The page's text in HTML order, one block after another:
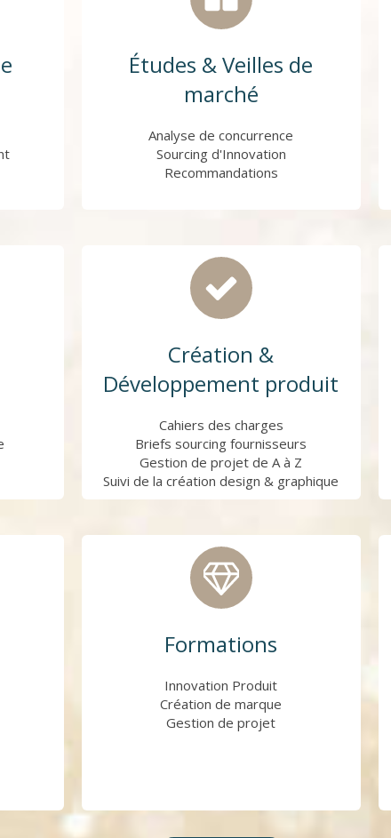
Études & Veilles de
marché
Analyse de concurrence
Sourcing d'Innovation
Recommandations
Création &
Développement produit
Cahiers des charges
Briefs sourcing fournisseurs
Gestion de projet de A à Z
Suivi de la création design & graphique
Formations
Innovation Produit
Création de marque
Gestion de projet